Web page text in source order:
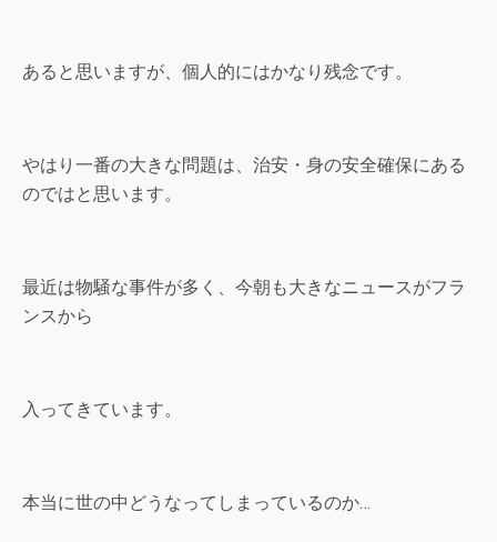
あると思いますが、個人的にはかなり残念です。
やはり一番の大きな問題は、治安・身の安全確保にある
のではと思います。
最近は物騒な事件が多く、今朝も大きなニュースがフラ
ンスから
入ってきています。
本当に世の中どうなってしまっているのか…